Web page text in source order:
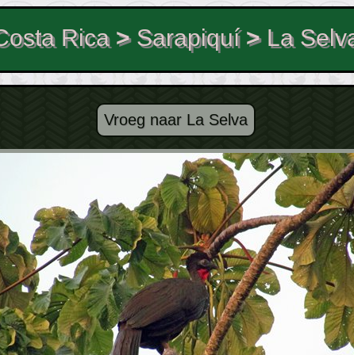
Rica> Sarapiquí> La
Vroeg naar La Selva